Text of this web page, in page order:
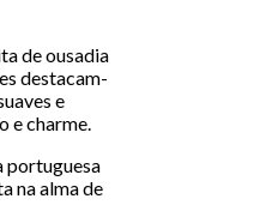
de ousadia
destacam-
e
e charme.
portuguesa
na alma de